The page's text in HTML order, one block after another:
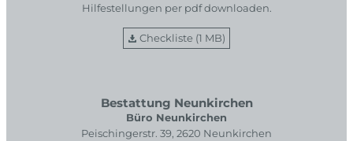
Hilfestellungen per pdf downloaden.
Checkliste (1 MB)
Bestattung Neunkirchen
Büro Neunkirchen
Peischingerstr. 39, 2620 Neunkirchen